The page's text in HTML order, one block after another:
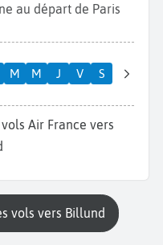
au départ de Paris
M M J V S
vols vers Billund